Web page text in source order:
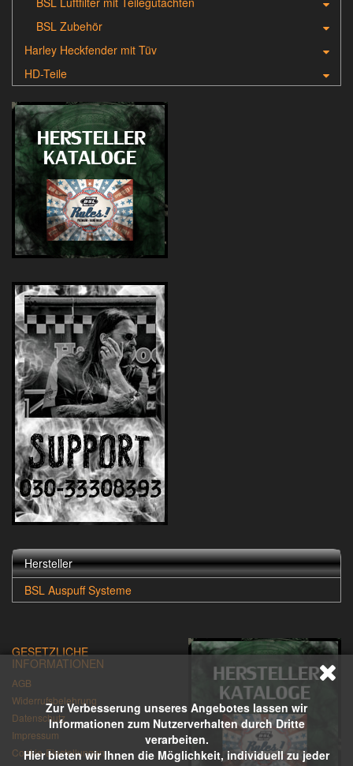
Zur Verbesserung unseres Angebotes lassen wir
Informationen zum Nutzerverhalten durch Dritte
verarbeiten.
Hier bieten wir Ihnen die Möglichkeit, individuell zu jeder
BSL Zubehör
Harley Heckfender mit Tüv
HD-Teile
Hersteller
BSL Auspuff Systeme
GESETZLICHE
INFORMATIONEN
AGB
Widerrufsbelehrung
Datenschutz
Impressum
Cookie-Einstellungen